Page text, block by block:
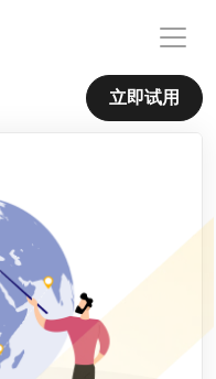
立即试用